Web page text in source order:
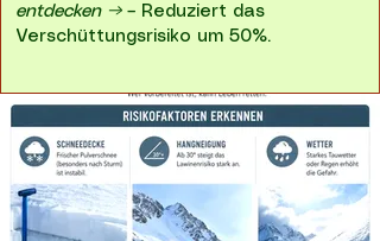
entdecken →– Reduziert das
Verschüttungsrisiko um 50%.